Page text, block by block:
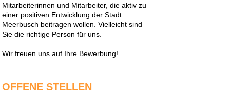
Mitarbeiterinnen und Mitarbeiter, die aktiv zu
einer positiven Entwicklung der Stadt
Meerbusch beitragen wollen. Vielleicht sind
Sie die richtige Person für uns.
Wir freuen uns auf Ihre Bewerbung!
OFFENE STELLEN